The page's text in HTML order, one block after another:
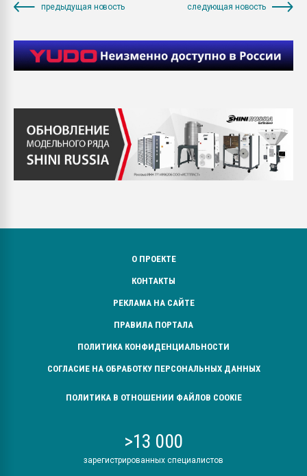
предыдущая новость следующая новость
О ПРОЕКТЕ
КОНТАКТЫ
РЕКЛАМА НА САЙТЕ
ПРАВИЛА ПОРТАЛА
ПОЛИТИКА КОНФИДЕНЦИАЛЬНОСТИ
СОГЛАСИЕ НА ОБРАБОТКУ ПЕРСОНАЛЬНЫХ ДАННЫХ
ПОЛИТИКА В ОТНОШЕНИИ ФАЙЛОВ COOKIE
>13 000
зарегистрированных специалистов